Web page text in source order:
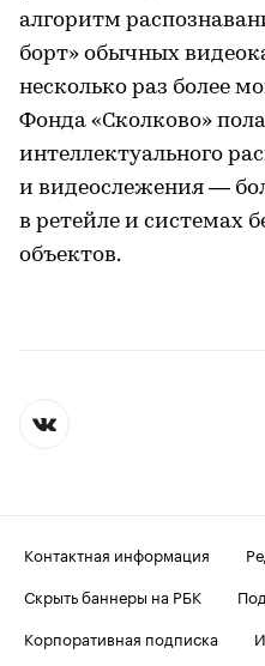
алгоритм
борт» обычных
несколько раз более
Фонда «Сколково»
интеллектуального
и видеослежения —
в ретейле и системах
объектов.
Контактная информация
Скрыть баннеры на РБК
Корпоративная подписка